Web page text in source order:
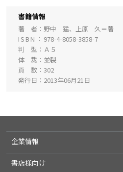
書籍情報
著 者
野中 猛、上原 久＝著
ISBN
978-4-8058-3858-7
判 型
Ａ５
体 裁
並製
頁 数
302
発行日
2013年06月21日
企業情報
書店様向け